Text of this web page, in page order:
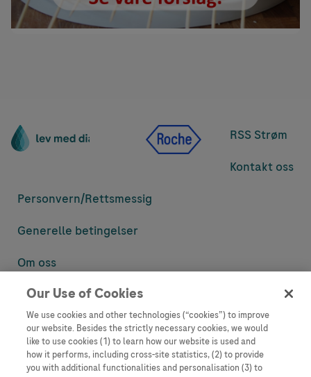
RSS Strøm
Kontakt oss
Personvern/Rettsmessig
Generelle betingelser
Om oss
Denne nettsiden inneholder informasjon som er målsatt til en stor
informasjon som ellers ikke er tilgjengelig eller gyldig i ditt land.
Vennligst vær oppmerksom på at vi ikke tar noe ansvar for tilgang til
informasjon som muligens ikke er i samsvar med noen gyldig juridisk
prosess, regulering, registrering eller bruk i bostedslandet ditt.
Our Use of Cookies
We use cookies and other technologies (“cookies”) to improve
our website. Besides the strictly necessary cookies, we would
like to use cookies (1) to learn how our website is used and
how it performs, including cross-site statistics, (2) to provide
you with additional functionalities and personalisation (3) to